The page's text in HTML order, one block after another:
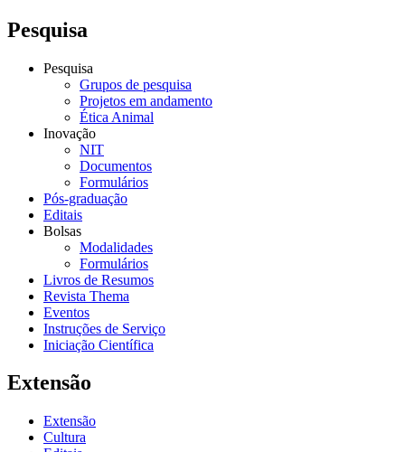
Pesquisa
Pesquisa
Grupos de pesquisa
Projetos em andamento
Ética Animal
Inovação
NIT
Documentos
Formulários
Pós-graduação
Editais
Bolsas
Modalidades
Formulários
Livros de Resumos
Revista Thema
Eventos
Instruções de Serviço
Iniciação Científica
Extensão
Extensão
Cultura